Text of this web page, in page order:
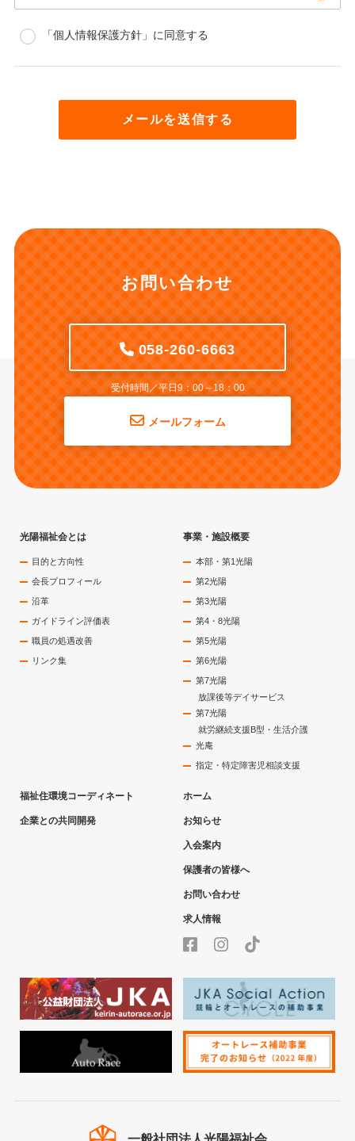
「個人情報保護方針」に同意する
お問い合わせ
058-260-6663
受付時間／平日9：00～18：00
メールフォーム
光陽福祉会とは
目的と方向性
会長プロフィール
沿革
ガイドライン評価表
職員の処遇改善
リンク集
事業・施設概要
本部・第1光陽
第2光陽
第3光陽
第4・8光陽
第5光陽
第6光陽
第7光陽
放課後等デイサービス
第7光陽
就労継続支援B型・生活介護
光庵
指定・特定障害児相談支援
福祉住環境コーディネート
企業との共同開発
ホーム
お知らせ
入会案内
保護者の皆様へ
お問い合わせ
求人情報